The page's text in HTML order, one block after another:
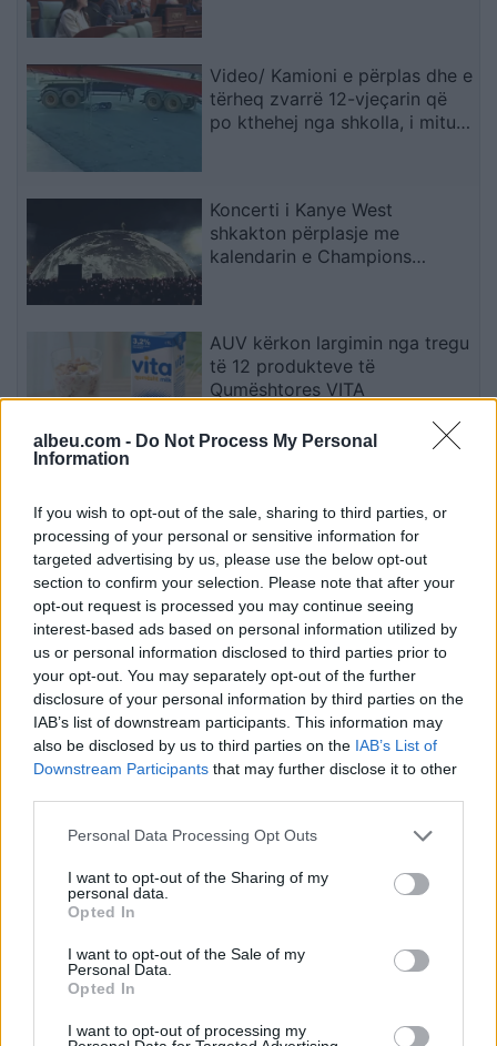
albeu.com - Do Not Process My Personal
Information
If you wish to opt-out of the sale, sharing to third parties, or
processing of your personal or sensitive information for
targeted advertising by us, please use the below opt-out
section to confirm your selection. Please note that after your
opt-out request is processed you may continue seeing
interest-based ads based on personal information utilized by
us or personal information disclosed to third parties prior to
your opt-out. You may separately opt-out of the further
disclosure of your personal information by third parties on the
IAB’s list of downstream participants. This information may
also be disclosed by us to third parties on the IAB’s List of
Downstream Participants that may further disclose it to other
Personal Data Processing Opt Outs
I want to opt-out of the Sharing of my
personal data.
Opted In
I want to opt-out of the Sale of my
Personal Data.
Opted In
I want to opt-out of processing my
Video/ Kamioni e përplas dhe e
tërheq zvarrë 12-vjeçarin që
po kthehej nga shkolla, i mituri
Koncerti i Kanye West
shkakton përplasje me
kalendarin e Champions
AUV kërkon largimin nga tregu
të 12 produkteve të
Qumështores VITA
“zakoneve të këqija
Esim for USA|Esim for Italy|Esim for Spain | Esim